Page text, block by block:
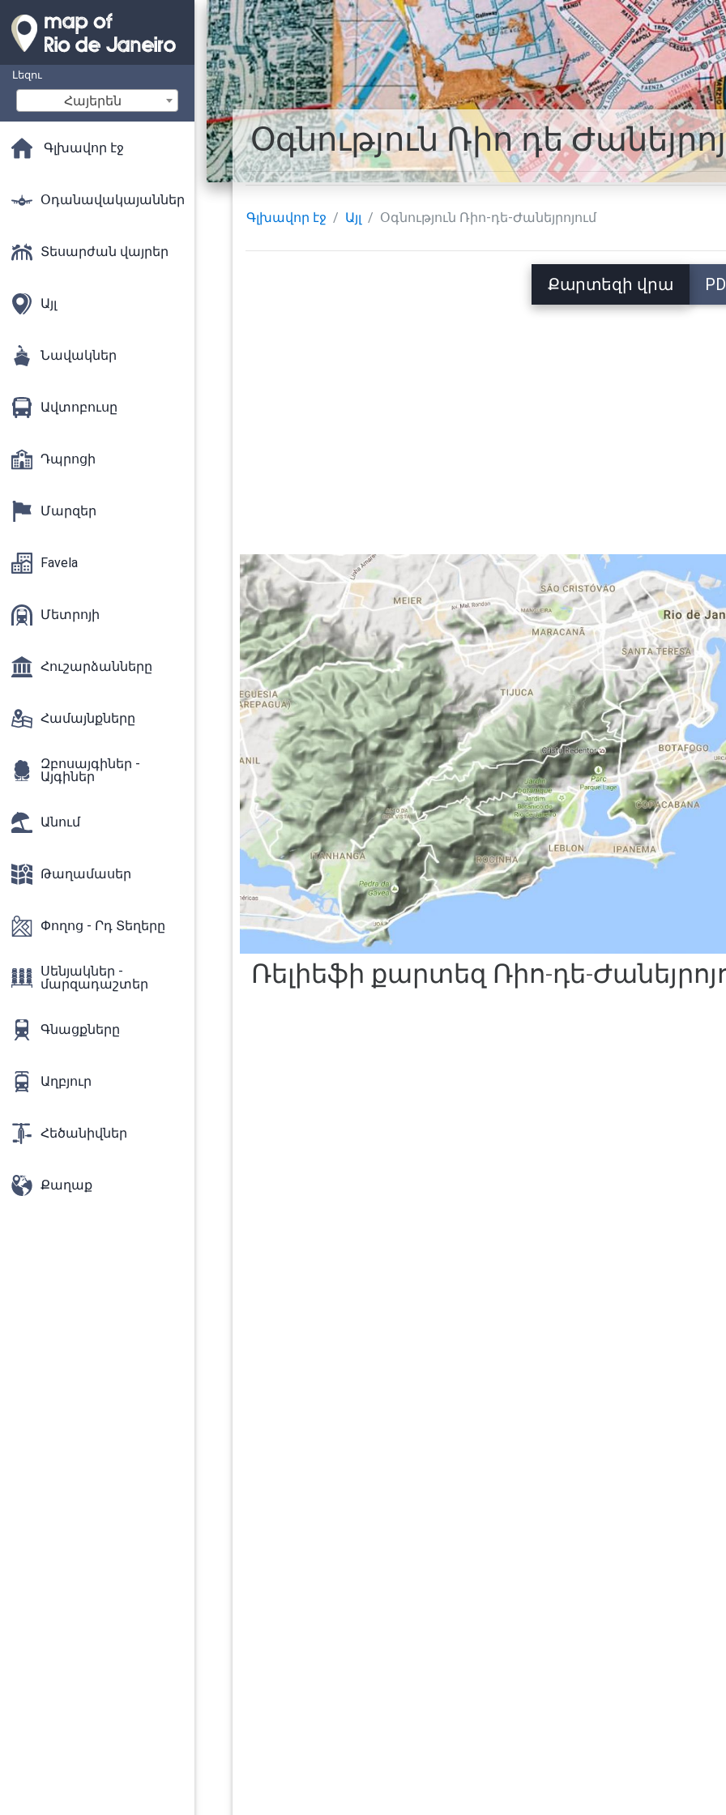
Լեզու
Հայերեն
Գլխավոր էջ
Օդանավակայաններ
Տեսարժան վայրեր
Այլ
Նավակներ
Ավտոբուսը
Դպրոցի
Մարզեր
Favela
Մետրոյի
Հուշարձանները
Համայնքները
Զբոսայգիներ -
Այգիներ
Անում
Թաղամասեր
Փողոց - Րդ Տեղերը
Սենյակներ -
մարզադաշտեր
Գնացքները
Աղբյուր
Հեծանիվներ
Քաղաք
Օգնություն Ռիո դե
Գլխավոր էջ Այլ Օգնություն Ռիո-դե-Ժանեյրոյում
Քարտեզի վրա
Ռելիեֆի քարտեզ Ռիո-դե-